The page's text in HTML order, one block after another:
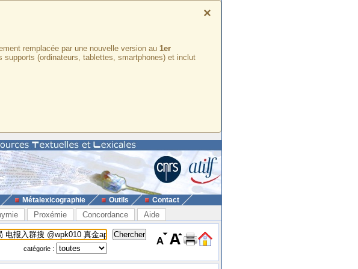
×
remplacée par une nouvelle version au 1er
(ordinateurs, tablettes, smartphones) et inclut
Métalexicographie Outils Contact
Proxémie Concordance Aide
catégorie :